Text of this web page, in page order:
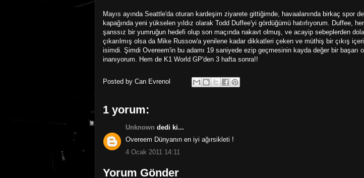
Mayıs ayında Seattle'da oturan kardeşim ziyarete gittiğimde, havaalanında birkaç spor
kapağında yeni yükselen yıldız olarak Todd Duffee'yi gördüğümü hatırlıyorum. Duffee,
şanssız bir yumruğun hedefi olup son maçında nakavt olmuş, ve acayip sebeplerden
çıkarılmış olsa da Mike Russow'a yenilene kadar dikkatleri çeken ve müthiş bir çıkış
isimdi. Şimdi Overeem'in bu adamı 19 saniyede ezip geçmesinin kayda değer bir başarı
inanıyorum. Hem de K1 World GP'den 3 hafta sonra!!
Posted by Can Evrenol
1 yorum:
Unknown dedi ki...
Overeem Dünyanın en iyi ağırsikleti !
4 Ocak 2011 14:11
Yorum Gönder